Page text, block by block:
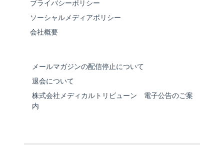
プライバシーポリシー
ソーシャルメディアポリシー
会社概要
メールマガジンの配信停止について
退会について
株式会社メディカルトリビューン 電子公告のご案
内